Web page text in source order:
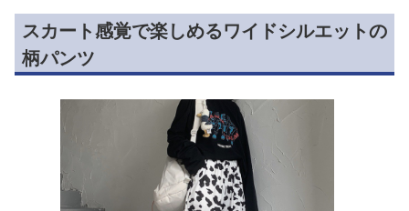
スカート感覚で楽しめるワイドシルエットの
柄パンツ